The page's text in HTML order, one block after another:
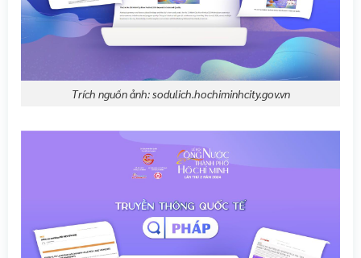
Trích nguồn ảnh: sodulich.hochiminhcity.gov.vn